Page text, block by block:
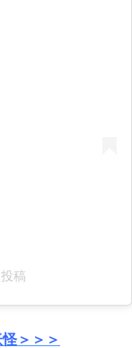
稿
＞＞＞